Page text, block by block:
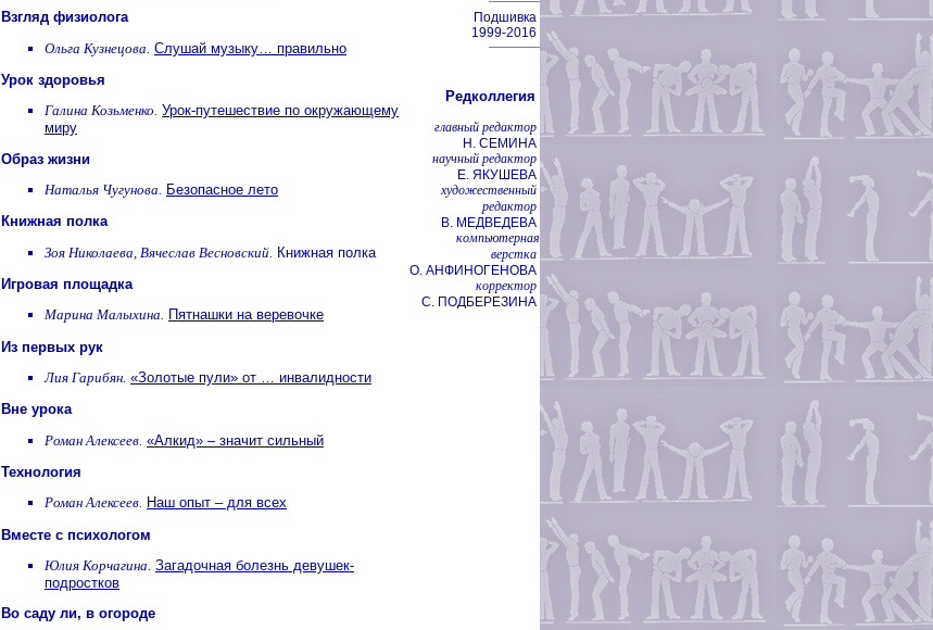
Взгляд физиолога
Ольга Кузнецова. Слушай музыку… правильно
Урок здоровья
Галина Козьменко. Урок-путешествие по окружающему
миру
Образ жизни
Наталья Чугунова.
Безопасное лето
Книжная полка
Зоя Николаева, Вячеслав Весновский. Книжная полка
Игровая площадка
Марина Малыхина. Пятнашки на веревочке
Из первых рук
Лия Гарибян. «Золотые пули» от … инвалидности
Вне урока
Роман Алексеев. «Алкид» – значит сильный
Технология
Роман Алексеев. Наш опыт – для всех
Вместе с психологом
Юлия Корчагина. Загадочная болезнь девушек-
подростков
Во саду ли, в огороде
Подшивка
1999-2016
Редколлегия
главный редактор
Н. СЕМИНА
научный редактор
Е. ЯКУШЕВА
художественный
редактор
В. МЕДВЕДЕВА
компьютерная
верстка
О. АНФИНОГЕНОВА
корректор
С. ПОДБЕРЕЗИНА